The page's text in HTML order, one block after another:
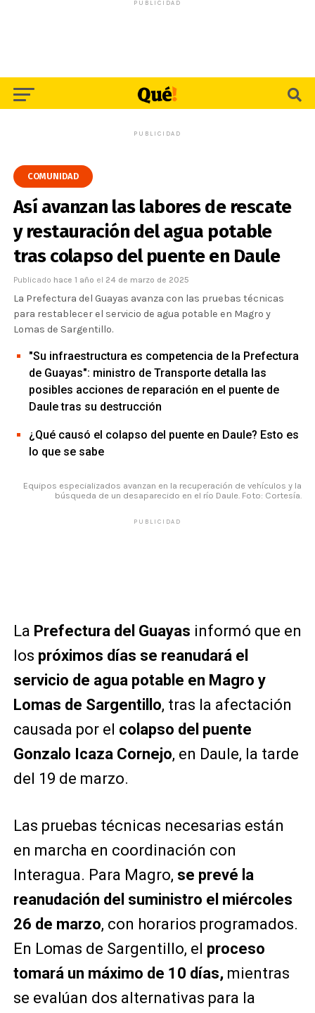
PUBLICIDAD
PUBLICIDAD
COMUNIDAD
Así avanzan las labores de rescate
y restauración del agua potable
tras colapso del puente en Daule
Publicado hace 1 año el 24 de marzo de 2025
La Prefectura del Guayas avanza con las pruebas técnicas
para restablecer el servicio de agua potable en Magro y
Lomas de Sargentillo.
"Su infraestructura es competencia de la Prefectura
de Guayas": ministro de Transporte detalla las
posibles acciones de reparación en el puente de
Daule tras su destrucción
¿Qué causó el colapso del puente en Daule? Esto es
lo que se sabe
Equipos especializados avanzan en la recuperación de vehículos y la
búsqueda de un desaparecido en el río Daule. Foto: Cortesía.
PUBLICIDAD
La Prefectura del Guayas informó que en
los próximos días se reanudará el
servicio de agua potable en Magro y
Lomas de Sargentillo, tras la afectación
causada por el colapso del puente
Gonzalo Icaza Cornejo, en Daule, la tarde
del 19 de marzo.
Las pruebas técnicas necesarias están
en marcha en coordinación con
Interagua. Para Magro, se prevé la
reanudación del suministro el miércoles
26 de marzo, con horarios programados.
En Lomas de Sargentillo, el proceso
tomará un máximo de 10 días,mientras
se evalúan dos alternativas para la